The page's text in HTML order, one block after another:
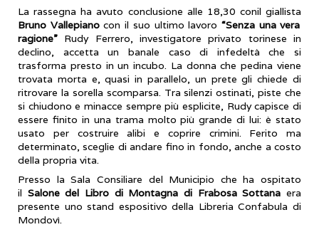
La rassegna ha avuto conclusione alle 18,30 conil giallista
Bruno Vallepianocon il suo ultimo lavoro “Senza una vera
ragione” Rudy Ferrero, investigatore privato torinese in
declino, accetta un banale caso di infedeltà che si
trasforma presto in un incubo. La donna che pedina viene
trovata morta e, quasi in parallelo, un prete gli chiede di
ritrovare la sorella scomparsa. Tra silenzi ostinati, piste che
si chiudono e minacce sempre più esplicite, Rudy capisce di
essere finito in una trama molto più grande di lui: è stato
usato per costruire alibi e coprire crimini. Ferito ma
determinato, sceglie di andare fino in fondo, anche a costo
della propria vita.
Presso la Sala Consiliare del Municipio che ha ospitato
il Salone del Libro di Montagna di Frabosa Sottana era
presente uno stand espositivo della Libreria Confabula di
Mondovì.